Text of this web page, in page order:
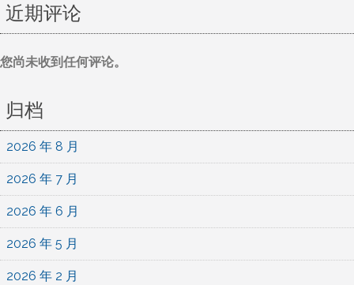
近期评论
您尚未收到任何评论。
归档
2026 年 8 月
2026 年 7 月
2026 年 6 月
2026 年 5 月
2026 年 2 月